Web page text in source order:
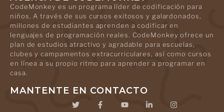
CodeMonkey es un programa líder de codificación para
niños. A través de sus cursos exitosos y galardonados,
millones de estudiantes aprenden a codificar en
lenguajes de programación reales. CodeMonkey ofrece un
plan de estudios atractivo y agradable para escuelas,
clubes y campamentos extracurriculares, así como cursos
en línea a su propio ritmo para aprender a programar en
casa.
MANTENTE EN CONTACTO